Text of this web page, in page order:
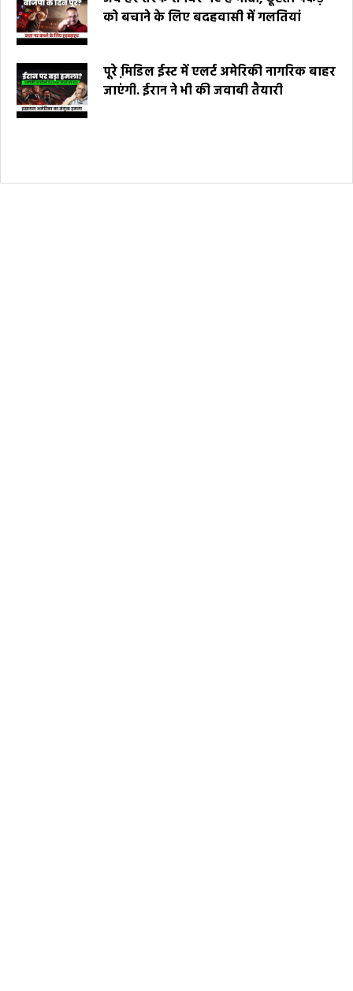
को बचाने के लिए बदहवासी में गलतियां
पूरे मि़डिल ईस्ट में एलर्ट अमेरिकी नागरिक बाहर
जाएंगी. ईरान ने भी की जवाबी तैयारी